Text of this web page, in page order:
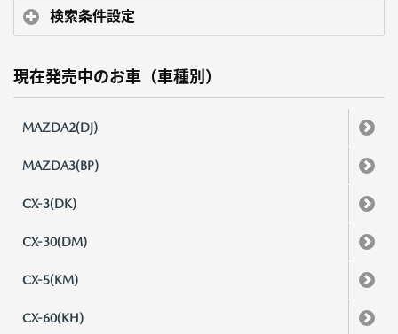
検索条件設定
現在発売中のお車（車種別）
MAZDA2(DJ)
MAZDA3(BP)
CX-3(DK)
CX-30(DM)
CX-5(KM)
CX-60(KH)